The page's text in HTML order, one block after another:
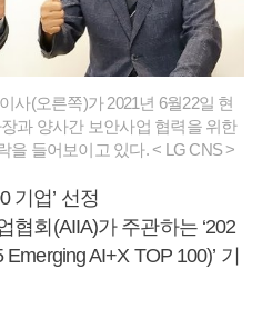
사(오른쪽)가 2021년 6월22일 현
과 양사간 보안사업 협력을 위한
을 들어보이고 있다. < LG CNS >
기업’ 선정
회(AIIA)가 주관하는 ‘202
AI+X TOP 100)’ 기